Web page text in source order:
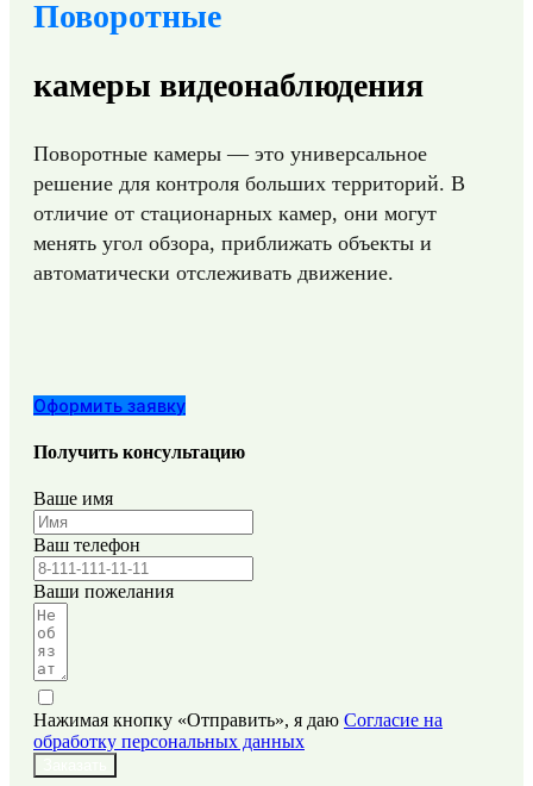
Поворотные
камеры видеонаблюдения
Поворотные камеры — это универсальное
решение для контроля больших территорий. В
отличие от стационарных камер, они могут
менять угол обзора, приближать объекты и
автоматически отслеживать движение.
Оформить заявку
Получить консультацию
Ваше имя
Ваш телефон
Ваши пожелания
Нажимая кнопку «Отправить», я даю Согласие на
обработку персональных данных